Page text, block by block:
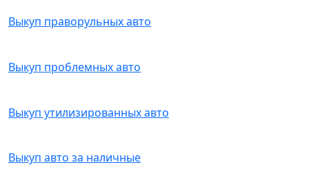
Выкуп праворульных авто
Выкуп проблемных авто
Выкуп утилизированных авто
Выкуп авто за наличные